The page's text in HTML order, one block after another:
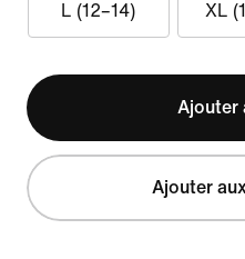
L (12–14) XL
Ajouter
Ajouter